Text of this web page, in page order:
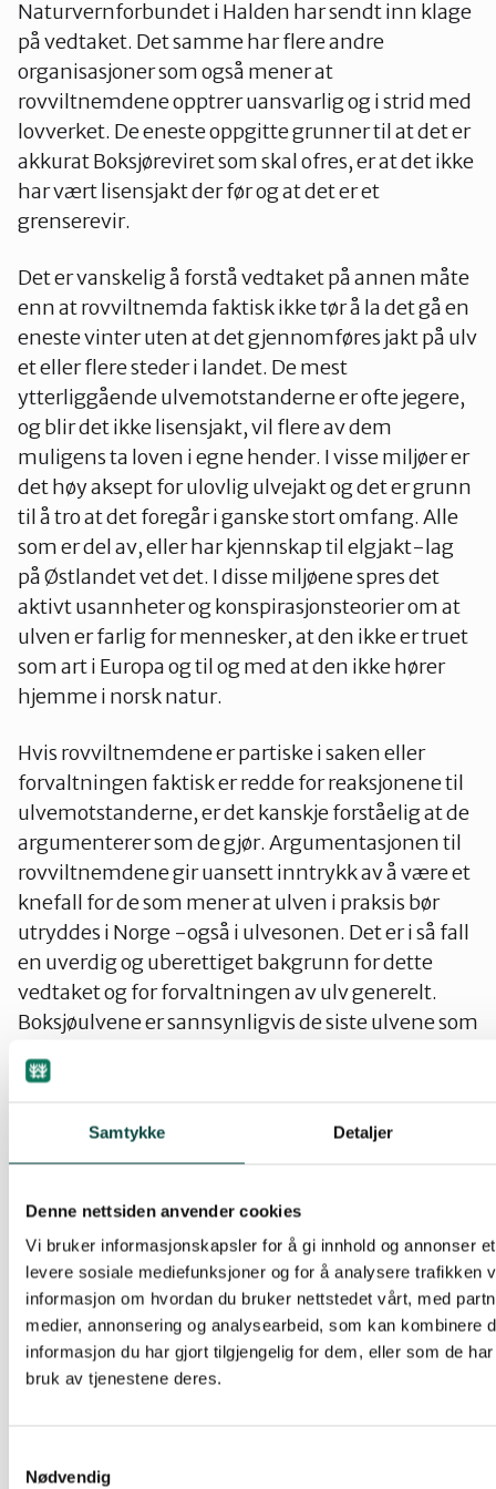
Samtykke Detaljer
Denne nettsiden anvender cookies
Vi bruker informasjonskapsler for å gi innhold og annonser
levere sosiale mediefunksjoner og for å analysere trafikken
informasjon om hvordan du bruker nettstedet vårt, med
medier, annonsering og analysearbeid, som kan kombinere
informasjon du har gjort tilgjengelig for dem, eller som de
bruk av tjenestene deres.
Nødvendig
Naturvernforbundet i Halden har sendt inn klage
på vedtaket. Det samme har flere andre
organisasjoner som også mener at
rovviltnemdene opptrer uansvarlig og i strid med
lovverket. De eneste oppgitte grunner til at det er
akkurat Boksjøreviret som skal ofres, er at det ikke
har vært lisensjakt der før og at det er et
grenserevir.
Det er vanskelig å forstå vedtaket på annen måte
enn at rovviltnemda faktisk ikke tør å la det gå en
eneste vinter uten at det gjennomføres jakt på ulv
et eller flere steder i landet. De mest
ytterliggående ulvemotstanderne er ofte jegere,
og blir det ikke lisensjakt, vil flere av dem
muligens ta loven i egne hender. I visse miljøer er
det høy aksept for ulovlig ulvejakt og det er grunn
til å tro at det foregår i ganske stort omfang. Alle
som er del av, eller har kjennskap til elgjakt-lag
på Østlandet vet det. I disse miljøene spres det
aktivt usannheter og konspirasjonsteorier om at
ulven er farlig for mennesker, at den ikke er truet
som art i Europa og til og med at den ikke hører
hjemme i norsk natur.
Hvis rovviltnemdene er partiske i saken eller
forvaltningen faktisk er redde for reaksjonene til
ulvemotstanderne, er det kanskje forståelig at de
argumenterer som de gjør. Argumentasjonen til
rovviltnemdene gir uansett inntrykk av å være et
knefall for de som mener at ulven i praksis bør
utryddes i Norge -også i ulvesonen. Det er i så fall
en uverdig og uberettiget bakgrunn for dette
vedtaket og for forvaltningen av ulv generelt.
Boksjøulvene er sannsynligvis de siste ulvene som
har fast tilhold i Østfold etter lisensjakten i
Rømskog i fjor. Det er på ingen måte riktig å skyte
truer med.
Vedtaket om å «ta ut» Boksjøreviret er også
som ønsker å ha ulv i skogene våre. Vi er mange
som ser på tilstedeværelsen av ulv som en svært
verdifull og avgjørende del av naturopplevelsen
her. Produksjonsskoger med elg, hjort, rådyr,
grevling og rev kan være fine, men de finnes over
truet i vår tid. Halden og Aremark har slik natur og